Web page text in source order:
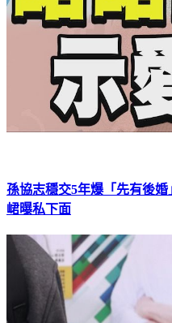
孫協志穩交5年爆「先有後
峮曝私下面